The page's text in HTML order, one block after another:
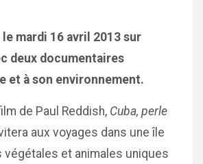
mardi 16 avril 2013 sur
deux documentaires
et à son environnement.
de Paul Reddish, Cuba, perle
aux voyages dans une île
végétales et animales uniques